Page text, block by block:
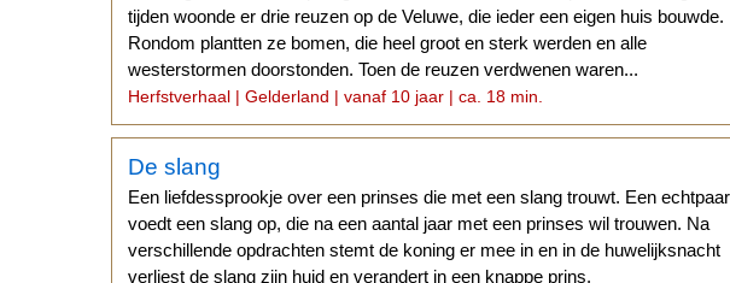
tijden woonde er drie reuzen op de Veluwe, die ieder een eigen huis bouwde.
Rondom plantten ze bomen, die heel groot en sterk werden en alle
westerstormen doorstonden. Toen de reuzen verdwenen waren...
Herfstverhaal | Gelderland | vanaf 10 jaar | ca. 18 min.
De slang
Een liefdessprookje over een prinses die met een slang trouwt. Een echtpaar
voedt een slang op, die na een aantal jaar met een prinses wil trouwen. Na
verschillende opdrachten stemt de koning er mee in en in de huwelijksnacht
verliest de slang zijn huid en verandert in een knappe prins.